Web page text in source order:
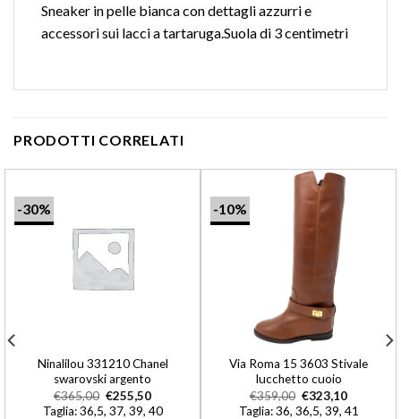
Sneaker in pelle bianca con dettagli azzurri e
accessori sui lacci a tartaruga.Suola di 3 centimetri
PRODOTTI CORRELATI
-30%
Ninalilou 331210 Chanel
swarovski argento
€365,00 €255,50
Taglia: 36,5, 37, 39, 40
-10%
Via Roma 15 3603 Stivale
lucchetto cuoio
€359,00 €323,10
Taglia: 36, 36,5, 39, 41